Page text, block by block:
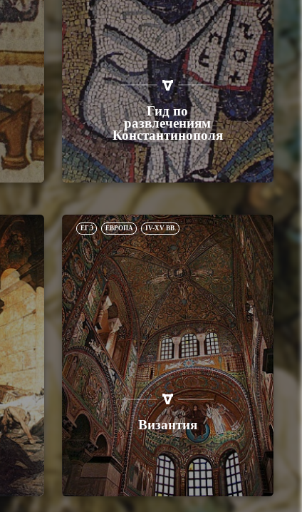
Гид по
развлечениям
Константинополя
ЕГЭ ЕВРОПА IV-XV ВВ.
Византия